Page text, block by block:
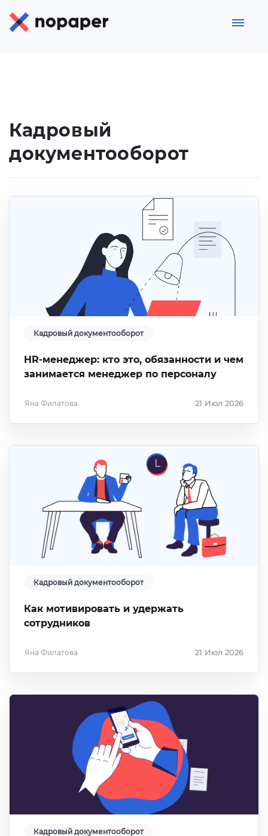
Кадровый
документооборот
Кадровый документооборот
HR-менеджер: кто это, обязанности и чем
занимается менеджер по персоналу
Яна Филатова 21 Июл 2026
Кадровый документооборот
Как мотивировать и удержать
сотрудников
Яна Филатова 21 Июл 2026
Кадровый документооборот